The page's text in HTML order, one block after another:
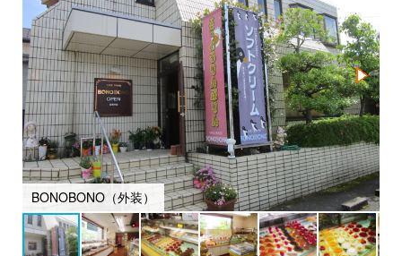
b
o
o
k
r
BONOBONO（外装）